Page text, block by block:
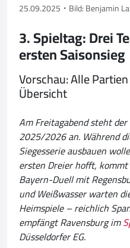
25.09.2025 Bild: Benjamin
3. Spieltag: Drei
ersten Saisonsieg
Vorschau: Alle
Übersicht
Am Freitagabend steht
2025/2026 an. Während
Siegesserie ausbauen
ersten Dreier hofft,
Bayern-Duell mit
und Weißwasser warten
Heimspiele – reichlich
empfängt Ravensburg im
Düsseldorfer EG.